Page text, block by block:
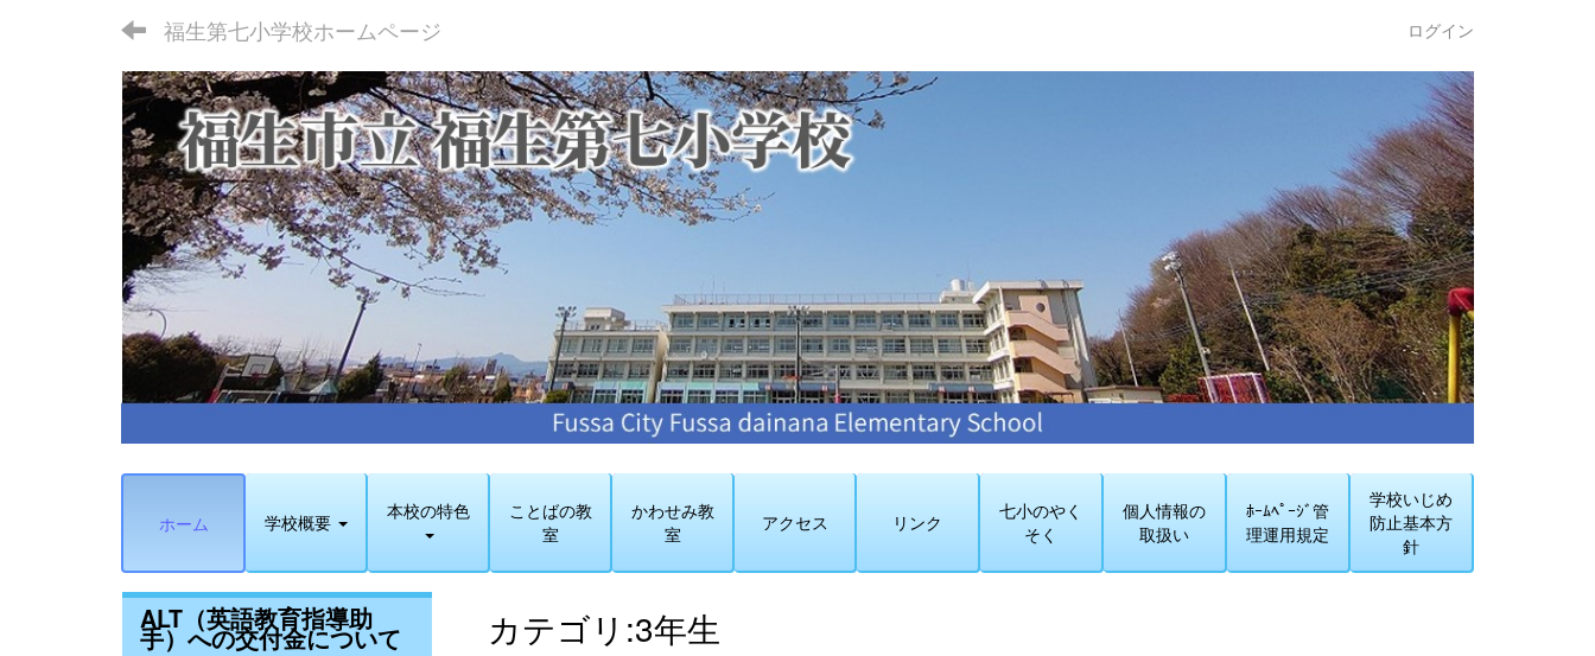
福生第七小学校ホームページ ログイン
ホーム 学校概要 本校の特色
ことばの教
室
かわせみ教
室
アクセス リンク
七小のやく
そく
個人情報の
取扱い
ﾎｰﾑﾍﾟｰｼﾞ管
理運用規定
学校いじめ
防止基本方
針
カテゴリ:3年生
ALT（英語教育指導助
手）への交付金について